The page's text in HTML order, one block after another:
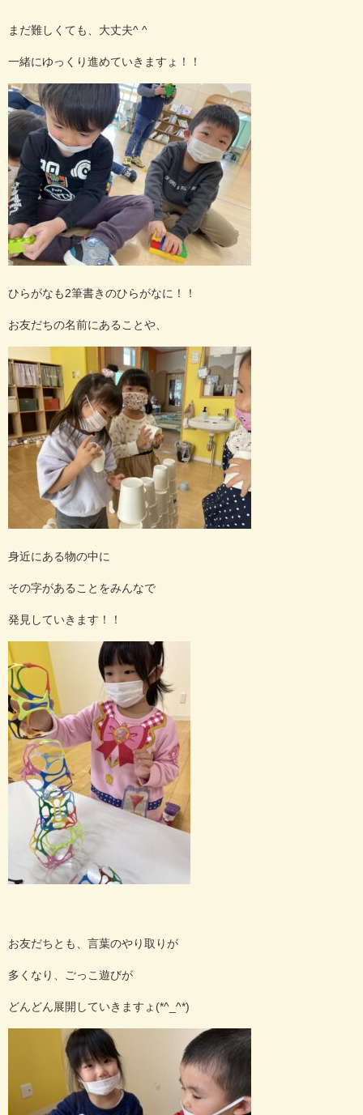
まだ難しくても、大丈夫^ ^
一緒にゆっくり進めていきますょ！！
ひらがなも2筆書きのひらがなに！！
お友だちの名前にあることや、
身近にある物の中に
その字があることをみんなで
発見していきます！！
お友だちとも、言葉のやり取りが
多くなり、ごっこ遊びが
どんどん展開していきますょ(*^_^*)